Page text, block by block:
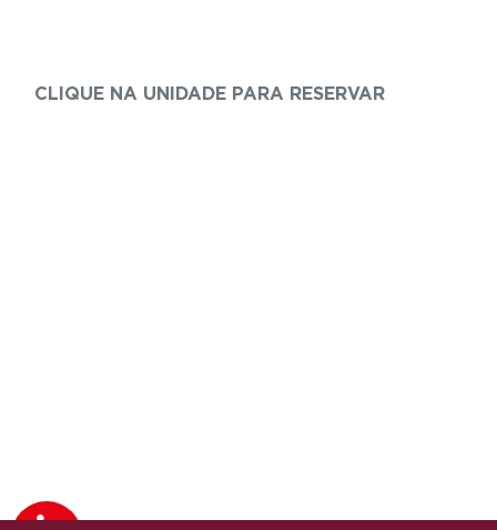
CLIQUE NA UNIDADE PARA RESERVAR